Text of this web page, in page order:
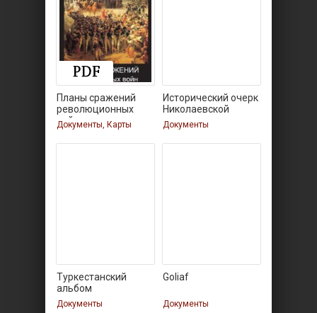
Планы сражений
революционных
войн
Документы, Карты
Исторический очерк
Николаевской
Документы
Туркестанский
альбом
Документы
Goliaf
Документы